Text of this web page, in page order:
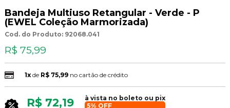
Bandeja Multiuso Retangular - Verde - P
(EWEL Coleção Marmorizada)
Cod. do Produto: 92068.041
R$ 75,99
1xde R$ 75,99 no cartão de crédito
R$ 72,19
à vista no boleto ou pix
5% OFF